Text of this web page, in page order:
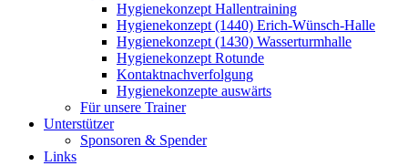
Hygienekonzept Hallentraining
Hygienekonzept (1440) Erich-Wünsch-Halle
Hygienekonzept (1430) Wasserturmhalle
Hygienekonzept Rotunde
Kontaktnachverfolgung
Hygienekonzepte auswärts
Für unsere Trainer
Unterstützer
Sponsoren & Spender
Links